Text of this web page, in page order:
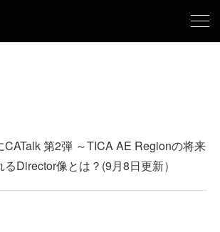
CATalk 第2弾 ～TICA AE Regionの将来
Director像とは？(9月8日更新）